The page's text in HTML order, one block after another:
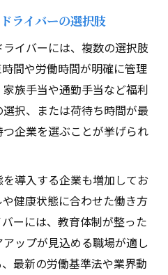
ライバーの選択肢
イバーには、複数の選択肢
間や労働時間が明確に管理
族手当や通勤手当など福利
択、または荷待ち時間が最
企業を選ぶことが挙げられ
導入する企業も増加してお
健康状態に合わせた働き方
ーには、教育体制が整った
ップが見込める職場が適し
最新の労働基準法や業界動